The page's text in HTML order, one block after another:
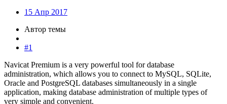
15 Апр 2017
Автор темы
#1
Navicat Premium is a very powerful tool for database
administration, which allows you to connect to MySQL, SQLite,
Oracle and PostgreSQL databases simultaneously in a single
application, making database administration of multiple types of
very simple and convenient.